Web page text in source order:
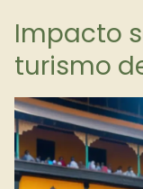
Impacto
turismo